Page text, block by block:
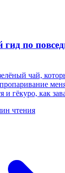
по
чай,
и гёкуро, как
чтения